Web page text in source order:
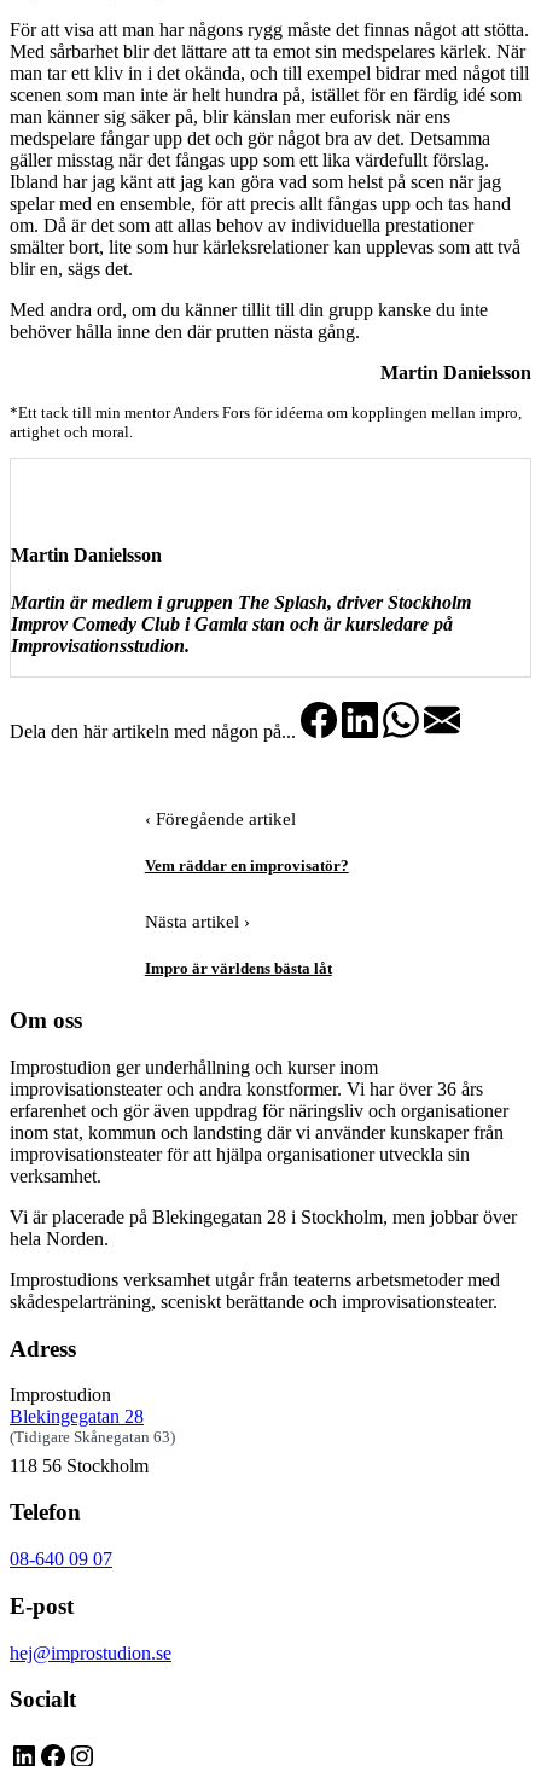
För att visa att man har någons rygg måste det finnas något att stötta.
Med sårbarhet blir det lättare att ta emot sin medspelares kärlek. När
man tar ett kliv in i det okända, och till exempel bidrar med något till
scenen som man inte är helt hundra på, istället för en färdig idé som
man känner sig säker på, blir känslan mer euforisk när ens
medspelare fångar upp det och gör något bra av det. Detsamma
gäller misstag när det fångas upp som ett lika värdefullt förslag.
Ibland har jag känt att jag kan göra vad som helst på scen när jag
spelar med en ensemble, för att precis allt fångas upp och tas hand
om. Då är det som att allas behov av individuella prestationer
smälter bort, lite som hur kärleksrelationer kan upplevas som att två
blir en, sägs det.
Med andra ord, om du känner tillit till din grupp kanske du inte
behöver hålla inne den där prutten nästa gång.
Martin Danielsson
*Ett tack till min mentor Anders Fors för idéerna om kopplingen mellan impro,
artighet och moral.
Martin Danielsson
Martin är medlem i gruppen The Splash, driver Stockholm
Improv Comedy Club i Gamla stan och är kursledare på
Improvisationsstudion.
Dela den här artikeln med någon på...
‹ Föregående artikel
Vem räddar en improvisatör?
Nästa artikel ›
Impro är världens bästa låt
Om oss
Improstudion ger underhållning och kurser inom
improvisationsteater och andra konstformer. Vi har över 36 års
erfarenhet och gör även uppdrag för näringsliv och organisationer
inom stat, kommun och landsting där vi använder kunskaper från
improvisationsteater för att hjälpa organisationer utveckla sin
verksamhet.
Vi är placerade på Blekingegatan 28 i Stockholm, men jobbar över
hela Norden.
Improstudions verksamhet utgår från teaterns arbetsmetoder med
skådespelarträning, sceniskt berättande och improvisationsteater.
Adress
Improstudion
Blekingegatan 28
(Tidigare Skånegatan 63)
118 56 Stockholm
Telefon
08-640 09 07
E-post
hej@improstudion.se
Socialt
LinkedIn
Facebook
Instagram